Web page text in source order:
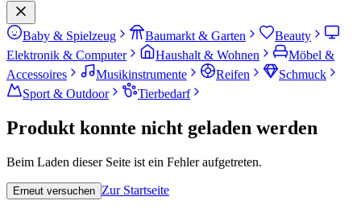
Baby & Spielzeug Baumarkt & Garten
Beauty
Elektronik & Computer
Haushalt & Wohnen
Möbel &
Accessoires
Musikinstrumente Reifen
Schmuck
Sport & Outdoor
Tierbedarf
Produkt konnte nicht geladen werden
Beim Laden dieser Seite ist ein Fehler aufgetreten.
Erneut versuchen Zur Startseite